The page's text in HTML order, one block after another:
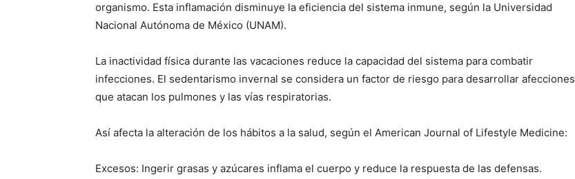
organismo. Esta inflamación disminuye la eficiencia del sistema inmune, según la Universidad
Nacional Autónoma de México (UNAM).
La inactividad física durante las vacaciones reduce la capacidad del sistema para combatir
infecciones. El sedentarismo invernal se considera un factor de riesgo para desarrollar afecciones
que atacan los pulmones y las vías respiratorias.
Así afecta la alteración de los hábitos a la salud, según el American Journal of Lifestyle Medicine:
Excesos: Ingerir grasas y azúcares inflama el cuerpo y reduce la respuesta de las defensas.